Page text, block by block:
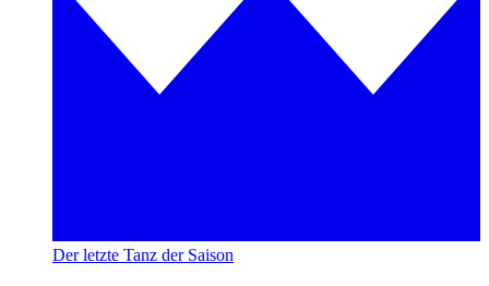
Der letzte Tanz der Saison